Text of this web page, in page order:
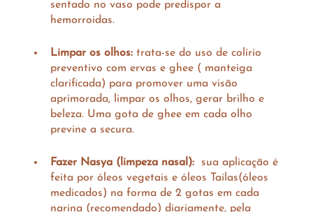
sentado no vaso pode predispor a
hemorroidas.
Limpar os olhos: trata-se do uso de colírio
preventivo com ervas e ghee ( manteiga
clarificada) para promover uma visão
aprimorada, limpar os olhos, gerar brilho e
beleza. Uma gota de ghee em cada olho
previne a secura.
Fazer Nasya (limpeza nasal):
  sua aplicação é
feita por óleos vegetais e óleos Tailas(óleos
medicados) na forma de 2 gotas em cada
narina (recomendado) diariamente, pela